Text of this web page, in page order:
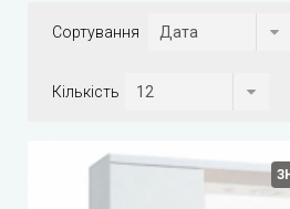
Сортування
Кількість